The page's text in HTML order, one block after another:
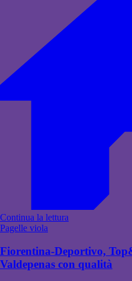
Continua la lettura
Pagelle viola
Fiorentina-Deportivo,
Valdepenas con qualità